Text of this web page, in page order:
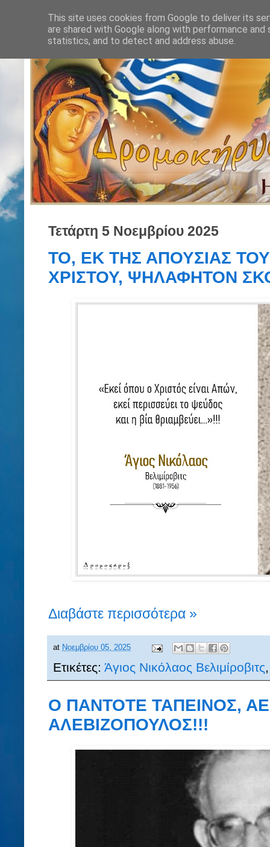
Τετάρτη 5 Νοεμβρίου 2025
ΤΟ, ΕΚ ΤΗΣ ΑΠΟΥΣΙΑΣ
ΧΡΙΣΤΟΥ, ΨΗΛΑΦΗΤΟΝ
Διαβάστε περισσότερα »
at Νοεμβρίου 05, 2025
Ετικέτες: Άγιος Νικόλαος Βελιμίροβιτς
Ο ΠΑΝΤΟΤΕ ΤΑΠΕΙΝΟΣ,
ΑΛΕΒΙΖΟΠΟΥΛΟΣ!!!
This site uses cookies from Google to deliver its
are shared with Google along with performance
statistics, and to detect and address abuse.